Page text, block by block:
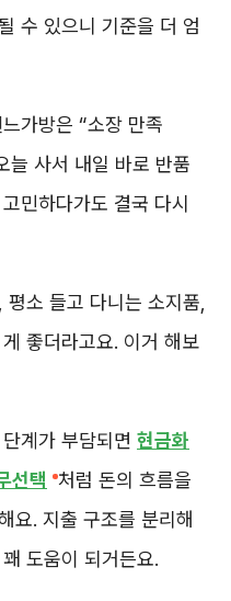
수 있으니 기준을 더 엄
가방은 “소장 만족
늘 사서 내일 바로 반품
민하다가도 결국 다시
소 들고 다니는 소지품,
좋더라고요. 이거 해보
계가 부담되면 현금화
선택
처럼 돈의 흐름을
요. 지출 구조를 분리해
도움이 되거든요.